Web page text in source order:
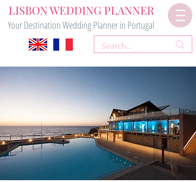
LISBON WEDDING PLANNER
Your Destination Wedding Planner in Portugal